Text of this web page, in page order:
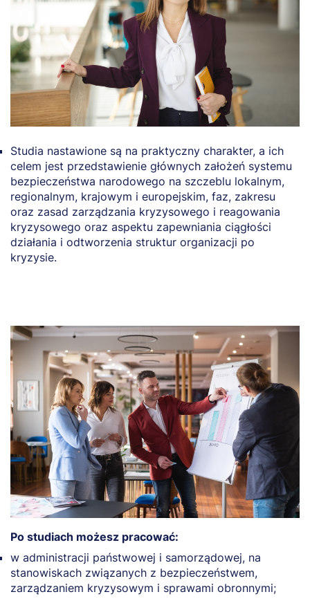
Studia nastawione są na praktyczny charakter, a ich
celem jest przedstawienie głównych założeń systemu
bezpieczeństwa narodowego na szczeblu lokalnym,
regionalnym, krajowym i europejskim, faz, zakresu
oraz zasad zarządzania kryzysowego i reagowania
kryzysowego oraz aspektu zapewniania ciągłości
działania i odtworzenia struktur organizacji po
kryzysie.
Po studiach możesz pracować:
w administracji państwowej i samorządowej, na
stanowiskach związanych z bezpieczeństwem,
zarządzaniem kryzysowym i sprawami obronnymi;